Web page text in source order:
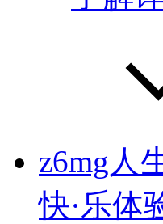
z6mg人
快·乐体